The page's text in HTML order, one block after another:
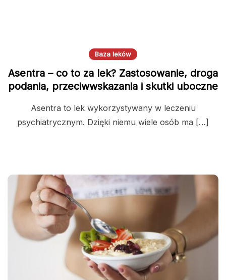
Baza leków
Asentra – co to za lek? Zastosowanie, droga
podania, przeciwwskazania i skutki uboczne
Asentra to lek wykorzystywany w leczeniu
psychiatrycznym. Dzięki niemu wiele osób ma […]